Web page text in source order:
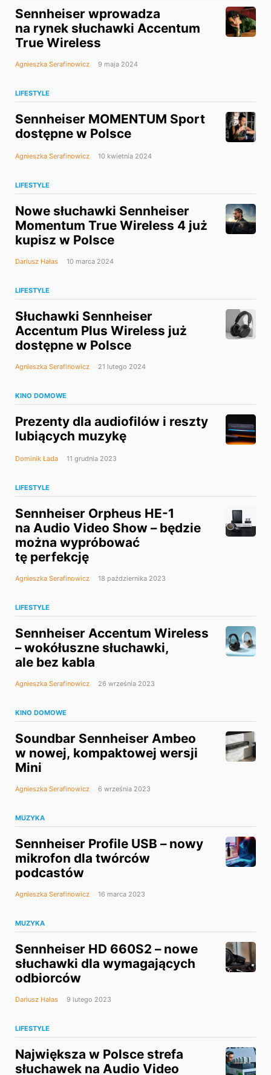
Sennheiser wprowadza
na rynek słuchawki Accentum
True Wireless
Agnieszka Serafinowicz 9 maja 2024
LIFESTYLE
Sennheiser MOMENTUM Sport
dostępne w Polsce
Agnieszka Serafinowicz 10 kwietnia 2024
LIFESTYLE
Nowe słuchawki Sennheiser
Momentum True Wireless 4 już
kupisz w Polsce
Dariusz Hałas 10 marca 2024
LIFESTYLE
Słuchawki Sennheiser
Accentum Plus Wireless już
dostępne w Polsce
Agnieszka Serafinowicz 21 lutego 2024
KINO DOMOWE
Prezenty dla audiofilów i reszty
lubiących muzykę
Dominik Łada 11 grudnia 2023
LIFESTYLE
Sennheiser Orpheus HE-1
na Audio Video Show – będzie
można wypróbować
tę perfekcję
Agnieszka Serafinowicz 18 października 2023
LIFESTYLE
Sennheiser Accentum Wireless
– wokółuszne słuchawki,
ale bez kabla
Agnieszka Serafinowicz 26 września 2023
KINO DOMOWE
Soundbar Sennheiser Ambeo
w nowej, kompaktowej wersji
Mini
Agnieszka Serafinowicz 6 września 2023
MUZYKA
Sennheiser Profile USB – nowy
mikrofon dla twórców
podcastów
Agnieszka Serafinowicz 16 marca 2023
MUZYKA
Sennheiser HD 660S2 – nowe
słuchawki dla wymagających
odbiorców
Dariusz Hałas 9 lutego 2023
LIFESTYLE
Największa w Polsce strefa
słuchawek na Audio Video